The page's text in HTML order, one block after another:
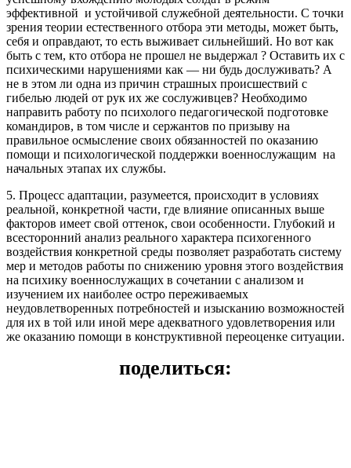
эффективной и устойчивой служебной деятельности. С точки
зрения теории естественного отбора эти методы, может быть,
себя и оправдают, то есть выживает сильнейший. Но вот как
быть с тем, кто отбора не прошел не выдержал ? Оставить их с
психическими нарушениями как — ни будь дослуживать? А
не в этом ли одна из причин страшных происшествий с
гибелью людей от рук их же сослуживцев? Необходимо
направить работу по психолого педагогической подготовке
командиров, в том числе и сержантов по призыву на
правильное осмысление своих обязанностей по оказанию
помощи и психологической поддержки военнослужащим на
начальных этапах их службы.
5. Процесс адаптации, разумеется, происходит в условиях
реальной, конкретной части, где влияние описанных выше
факторов имеет свой оттенок, свои особенности. Глубокий и
всесторонний анализ реального характера психогенного
воздействия конкретной среды позволяет разработать систему
мер и методов работы по снижению уровня этого воздействия
на психику военнослужащих в сочетании с анализом и
изучением их наиболее остро переживаемых
неудовлетворенных потребностей и изысканию возможностей
для их в той или иной мере адекватного удовлетворения или
же оказанию помощи в конструктивной переоценке ситуации.
поделиться: